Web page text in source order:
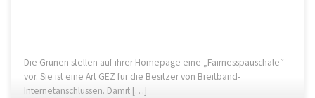
Die Grünen stellen auf ihrer Homepage eine „Fairnesspauschale“
vor. Sie ist eine Art GEZ für die Besitzer von Breitband-
Internetanschlüssen. Damit […]